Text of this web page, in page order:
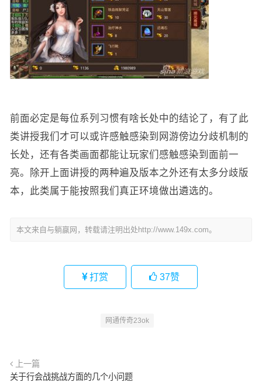
前面必定是每位系列习惯有啥长处中的结论了，有了此
类讲授我们才可以或许感触感染到网游傍边分歧机制的
长处，还有各类画面都能让玩家们感触感染到面前一
亮。除开上面讲授的两种遍及版本之外还有太多分歧版
本，此类属于能按照我们真正环境做出遴选的。
本文来自与躺赢网，转载请注明出处http://www.149x.com。
打赏 37赞
网通传奇23ok
上一篇
关于行会战挑战方面的几个小问题